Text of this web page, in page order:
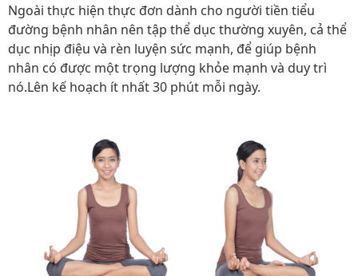
Ngoài thực hiện thực đơn dành cho người tiền tiểu
đường bệnh nhân nên tập thể dục thường xuyên, cả thể
dục nhịp điệu và rèn luyện sức mạnh, để giúp bệnh
nhân có được một trọng lượng khỏe mạnh và duy trì
nó.Lên kế hoạch ít nhất 30 phút mỗi ngày.